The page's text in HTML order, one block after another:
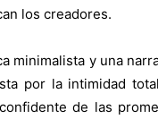
los creadores.
minimalista y una
por la intimidad
de las